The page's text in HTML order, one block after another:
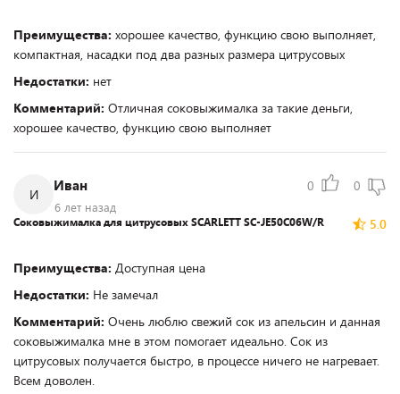
Преимущества: хорошее качество, функцию свою выполняет,
компактная, насадки под два разных размера цитрусовых
Недостатки: нет
Комментарий: Отличная соковыжималка за такие деньги,
хорошее качество, функцию свою выполняет
И
Иван
6 лет назад
0 0
5.0
Соковыжималка для цитрусовых SCARLETT SC-JE50C06W/R
Преимущества: Доступная цена
Недостатки: Не замечал
Комментарий: Очень люблю свежий сок из апельсин и данная
соковыжималка мне в этом помогает идеально. Сок из
цитрусовых получается быстро, в процессе ничего не нагревает.
Всем доволен.